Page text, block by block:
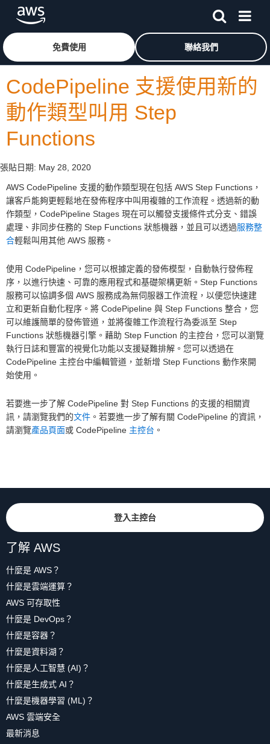
跳至主要內容按一下這裡可返回 Amazon Web Services 首頁
免費使用 聯絡我們
CodePipeline 支援使用新的
動作類型叫用 Step
Functions
張貼日期: May 28, 2020
AWS CodePipeline 支援的動作類型現在包括 AWS Step Functions，
讓客戶能夠更輕鬆地在發佈程序中叫用複雜的工作流程。透過新的動
作類型，CodePipeline Stages 現在可以觸發支援條件式分支、錯誤
處理、非同步任務的 Step Functions 狀態機器，並且可以透過服務整
合輕鬆叫用其他 AWS 服務。
使用 CodePipeline，您可以根據定義的發佈模型，自動執行發佈程
序，以進行快速、可靠的應用程式和基礎架構更新。Step Functions
服務可以協調多個 AWS 服務成為無伺服器工作流程，以便您快速建
立和更新自動化程序。將 CodePipeline 與 Step Functions 整合，您
可以維護簡單的發佈管道，並將復雜工作流程行為委派至 Step
Functions 狀態機器引擎。藉助 Step Function 的主控台，您可以瀏覽
執行日誌和豐富的視覺化功能以支援疑難排解。您可以透過在
CodePipeline 主控台中編輯管道，並新增 Step Functions 動作來開
始使用。
若要進一步了解 CodePipeline 對 Step Functions 的支援的相關資
訊，請瀏覽我們的文件 。若要進一步了解有關 CodePipeline 的資訊，
請瀏覽產品頁面或 CodePipeline 主控台 。
登入主控台
了解 AWS
什麼是 AWS？
什麼是雲端運算？
AWS 可存取性
什麼是 DevOps？
什麼是容器？
什麼是資料湖？
什麼是人工智慧 (AI)？
什麼是生成式 AI？
什麼是機器學習 (ML)？
AWS 雲端安全
最新消息